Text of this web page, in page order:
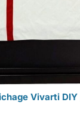
Vivarti